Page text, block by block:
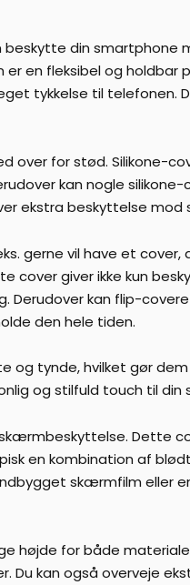
din smartphone
en fleksibel og holdbar
tykkelse til telefonen.
over for stød. Silikone-
kan nogle silikone-
ekstra beskyttelse mod
gerne vil have et cover,
cover giver ikke kun
Derudover kan flip-
den hele tiden.
og tynde, hvilket gør
og stilfuld touch til din
Dette
en kombination af
skærmfilm eller
højde for både
Du kan også overveje